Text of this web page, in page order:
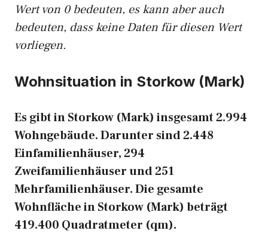
Wert von 0 bedeuten, es kann aber auch
bedeuten, dass keine Daten für diesen Wert
vorliegen.
Wohnsituation in Storkow (Mark)
Es gibt in Storkow (Mark) insgesamt 2.994
Wohngebäude. Darunter sind 2.448
Einfamilienhäuser, 294
Zweifamilienhäuser und 251
Mehrfamilienhäuser. Die gesamte
Wohnfläche in Storkow (Mark) beträgt
419.400 Quadratmeter (qm).